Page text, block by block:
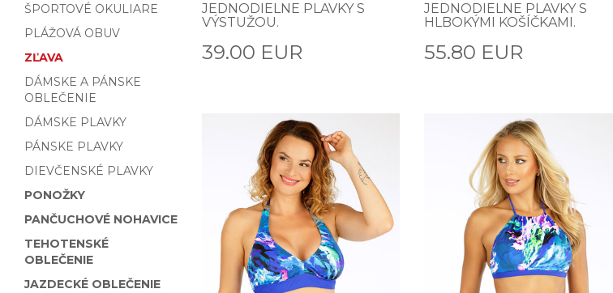
ŠPORTOVÉ OKULIARE
PLÁŽOVÁ OBUV
ZĽAVA
DÁMSKE A PÁNSKE
OBLEČENIE
DÁMSKE PLAVKY
PÁNSKE PLAVKY
DIEVČENSKÉ PLAVKY
PONOŽKY
PANČUCHOVÉ NOHAVICE
TEHOTENSKÉ
OBLEČENIE
JAZDECKÉ OBLEČENIE
JEDNODIELNE PLAVKY S
VÝSTUŽOU.
39.00 EUR
JEDNODIELNE PLAVKY S
HLBOKÝMI KOŠÍČKAMI.
55.80 EUR